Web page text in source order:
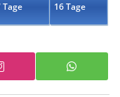
Tage 16 Tage